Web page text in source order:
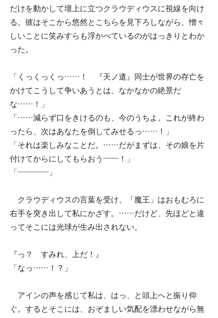
だけを動かして壇上に立つクラウディウスに視線を向け
る。彼はそこから悠然とこちらを見下ろしながら、憎々
しいことに笑みすらも浮かべているのがはっきりとわか
った。
「くっくっくっ……！ 『天ノ遣』同士が世界の存亡を
かけてこうして争いあうとは、なかなかの絶景だ
な……！」
「……減らず口をきけるのも、今のうちよ。これが終わ
ったら、次はあなたを倒してみせるっ……！」
「それは楽しみなことだ。……だがまずは、その娘を片
付けてからにしてもらおう――！」
「――――」
クラウディウスの言葉を受け、「魔王」はおもむろに
右手を突き出して私にかざす。……だけど、先ほどと違
ってそこには光球が生み出されない。
『っ？ すみれ、上だ！』
「なっ……！？」
アインの声を感じて私は、はっ、と頭上へと振り仰
ぐ。するとそこには、おぞましい気配を漂わせながら無